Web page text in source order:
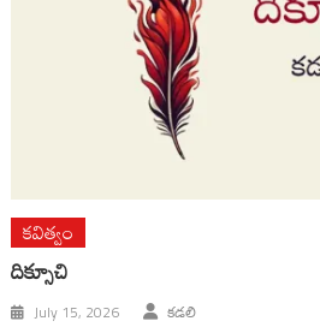
కవిత్వం
దిక్సూచి
July 15, 2026 కడలి